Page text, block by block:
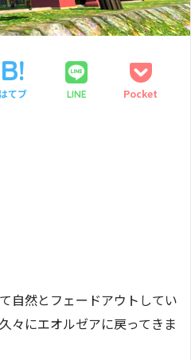
はてブ LINE Pocket
自然とフェードアウトしてい
々にエオルゼアに戻ってきま